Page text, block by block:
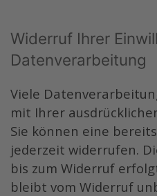
Widerruf Ihrer
Datenverarbeitung
Viele
mit Ihrer
Sie können eine
jederzeit widerrufen.
bis zum Widerruf
bleibt vom Widerruf